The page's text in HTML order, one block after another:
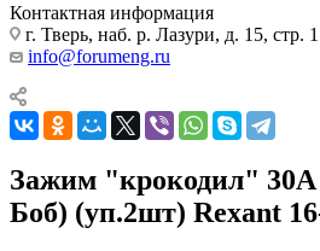
Контактная информация
г. Тверь, наб. р. Лазури, д. 15, стр. 1
info@forumeng.ru
Зажим "крокодил" 30А
Боб) (уп.2шт) Rexant